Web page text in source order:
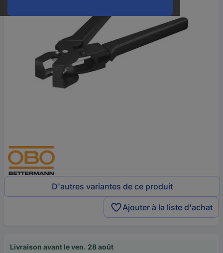
D'autres variantes de ce produit
Ajouter à la liste d'achat
Livraison avant le ven. 28 août